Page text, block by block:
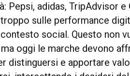
Pepsi, adidas, TripAdvisor
sulle performance
contesto social. Questo non
oggi le marche devono
distinguersi e apportare